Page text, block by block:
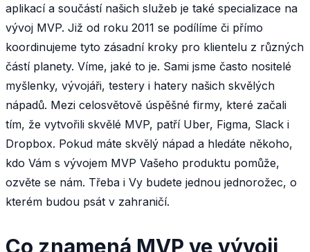
aplikací a součástí našich služeb je také specializace na
vývoj MVP. Již od roku 2011 se podílíme či přímo
koordinujeme tyto zásadní kroky pro klientelu z různých
částí planety. Víme, jaké to je. Sami jsme často nositelé
myšlenky, vývojáři, testery i hatery našich skvělých
nápadů. Mezi celosvětově úspěšné firmy, které začali
tím, že vytvořili skvělé MVP, patří Uber, Figma, Slack i
Dropbox. Pokud máte skvělý nápad a hledáte někoho,
kdo Vám s vývojem MVP Vašeho produktu pomůže,
ozvěte se nám. Třeba i Vy budete jednou jednorožec, o
kterém budou psát v zahraničí.
Co znamená MVP ve vývoji